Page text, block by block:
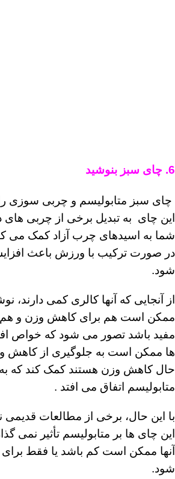
6. چای سبز بنوشید
چای سبز متابولیسم و ​​چربی سوزی
این چای به تبدیل برخی از چربی
شما به اسیدهای چرب آزاد کمک می
در صورت ترکیب با ورزش باعث
شود.
از آنجایی که آنها کالری کمی دارند،
ممکن است هم برای کاهش وزن و
مفید باشد تصور می ‌شود که خواص
ها ممکن است به جلوگیری از کاهش
حال کاهش وزن هستند کمک کند که
متابولیسم اتفاق می ‌افتد .
با این حال، برخی از مطالعات
این چای ها بر متابولیسم تأثیر نمی
آنها ممکن است کم باشد یا فقط برای
شود.